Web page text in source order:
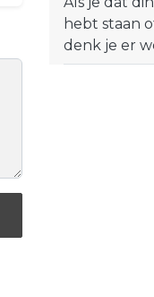
hebt staan
denk je er